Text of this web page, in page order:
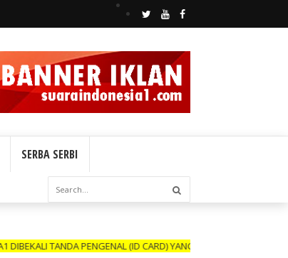
SERBA SERBI
PENGENAL (ID CARD) YANG MASIH BERLAKU DAN